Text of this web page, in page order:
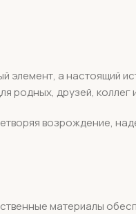
а настоящий
друзей, коллег
возрождение,
материалы